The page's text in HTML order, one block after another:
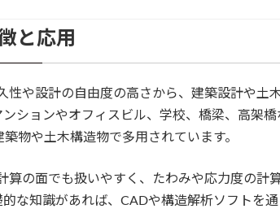
と応用
性や設計の自由度の高さから、建築設計や土
ンションやオフィスビル、学校、橋梁、高架
物や土木構造物で多用されています。
算の面でも扱いやすく、たわみや応力度の計
な知識があれば、CADや構造解析ソフトを